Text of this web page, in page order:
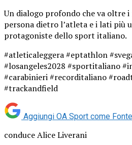
Un dialogo profondo che va oltre
persona dietro l’atleta e i lati più
protagoniste dello sport italiano.
#atleticaleggera #eptathlon
#losangeles2028 #sportitaliano
#carabinieri #recorditaliano
#trackandfield
Aggiungi OA Sport come
conduce Alice Liverani